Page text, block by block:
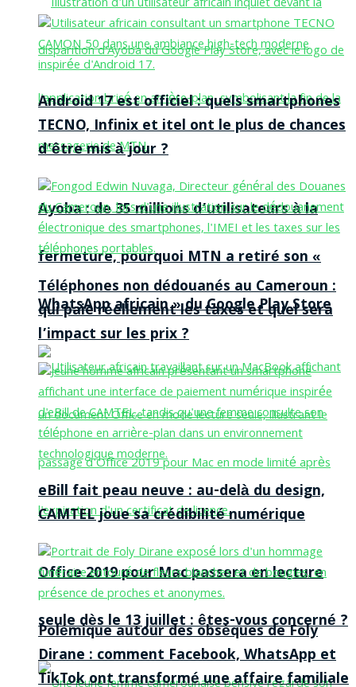
Ayoba : de 35 millions d’utilisateurs à la
fermeture, pourquoi MTN a retiré son «
WhatsApp africain » du Google Play Store
Office 2019 pour Mac passera en lecture
seule dès le 13 juillet : êtes-vous concerné ?
Android 17 est officiel : quels smartphones
TECNO, Infinix et itel ont le plus de chances
d’être mis à jour ?
Téléphones non dédouanés au Cameroun :
qui paie réellement les taxes et quel sera
l’impact sur les prix ?
eBill fait peau neuve : au-delà du design,
CAMTEL joue sa crédibilité numérique
Polémique autour des obsèques de Foly
Dirane : comment Facebook, WhatsApp et
TikTok ont transformé une affaire familiale